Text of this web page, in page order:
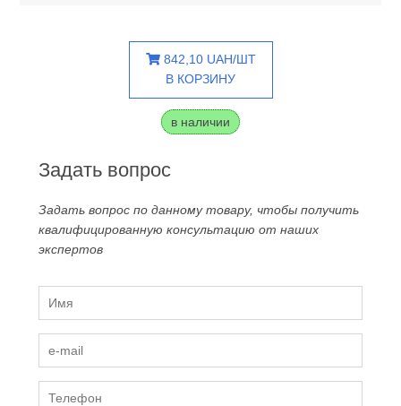
842,10 UAH/ШТ
В КОРЗИНУ
в наличии
Задать вопрос
Задать вопрос по данному товару, чтобы получить
квалифицированную консультацию от наших
экспертов